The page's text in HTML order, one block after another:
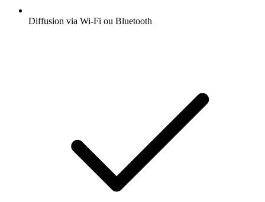
Diffusion via Wi-Fi ou Bluetooth